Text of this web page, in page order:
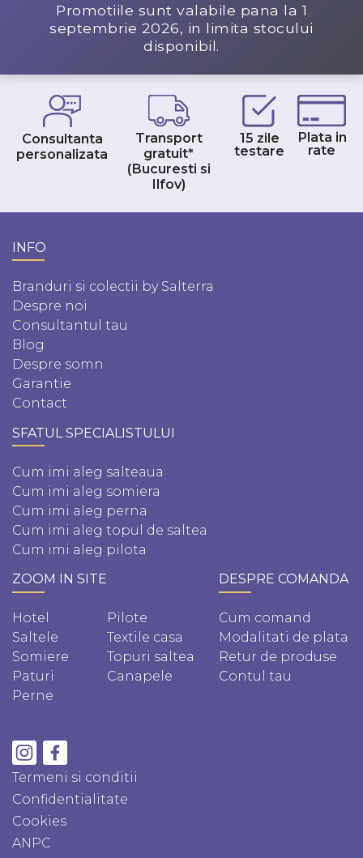
Promotiile sunt valabile pana la 1
septembrie 2026, in limita stocului
disponibil.
Consultanta
personalizata
Transport
gratuit*
(Bucuresti si
Ilfov)
15 zile
testare
Plata in
rate
INFO
Branduri si colectii by Salterra
Despre noi
Consultantul tau
Blog
Despre somn
Garantie
Contact
SFATUL SPECIALISTULUI
Cum imi aleg salteaua
Cum imi aleg somiera
Cum imi aleg perna
Cum imi aleg topul de saltea
Cum imi aleg pilota
ZOOM IN SITE
Hotel
Saltele
Somiere
Paturi
Perne
Pilote
Textile casa
Topuri saltea
Canapele
DESPRE COMANDA
Cum comand
Modalitati de plata
Retur de produse
Contul tau
Termeni si conditii
Confidentialitate
Cookies
ANPC